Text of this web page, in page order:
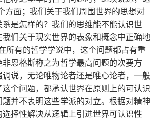
方面；我们关于我们周围世界的思想对
是怎样的？我们的思维能不能认识世
们关于现实世界的表象和概念中正确地
所有的哲学学说中，这个问题都占有重
恩格斯称之为哲学最高问题的次要方
说，无论唯物论者还是唯心论者，一般
个问题，都承认世界在原则上的可认识
并不表明这些学派的对立。根据对精神
择性解决从逻辑上引进世界可认识性